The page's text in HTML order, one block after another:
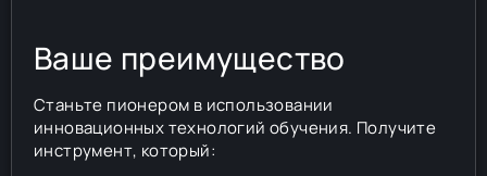
Ваше преимущество
Станьте пионером в использовании
инновационных технологий обучения. Получите
инструмент, который: